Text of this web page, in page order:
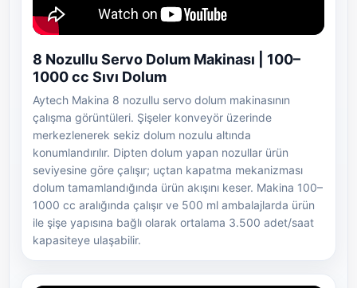
8 Nozullu Servo Dolum Makinası | 100–
1000 cc Sıvı Dolum
Aytech Makina 8 nozullu servo dolum makinasının
çalışma görüntüleri. Şişeler konveyör üzerinde
merkezlenerek sekiz dolum nozulu altında
konumlandırılır. Dipten dolum yapan nozullar ürün
seviyesine göre çalışır; uçtan kapatma mekanizması
dolum tamamlandığında ürün akışını keser. Makina 100–
1000 cc aralığında çalışır ve 500 ml ambalajlarda ürün
ile şişe yapısına bağlı olarak ortalama 3.500 adet/saat
kapasiteye ulaşabilir.